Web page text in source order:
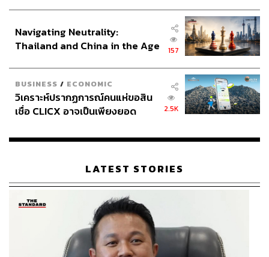
Navigating Neutrality:
Thailand and China in the Age
157
BUSINESS / ECONOMIC
วิเคราะห์ปรากฏการณ์คนแห่ขอสิน
เชื่อ CLICX อาจเป็นเพียงยอด
เรือนไทยที่ถูกซุกไว้
2.5K
LATEST STORIES